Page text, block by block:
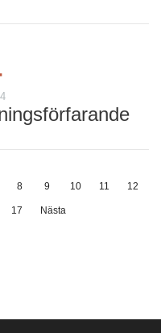
8 9 10 11 12
17 Nästa